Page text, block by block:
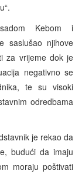
Kebom i
saslušao njihove
za vrijeme dok je
negativno se
te su visoki
odredbama
je rekao da
budući da imaju
moraju poštivati